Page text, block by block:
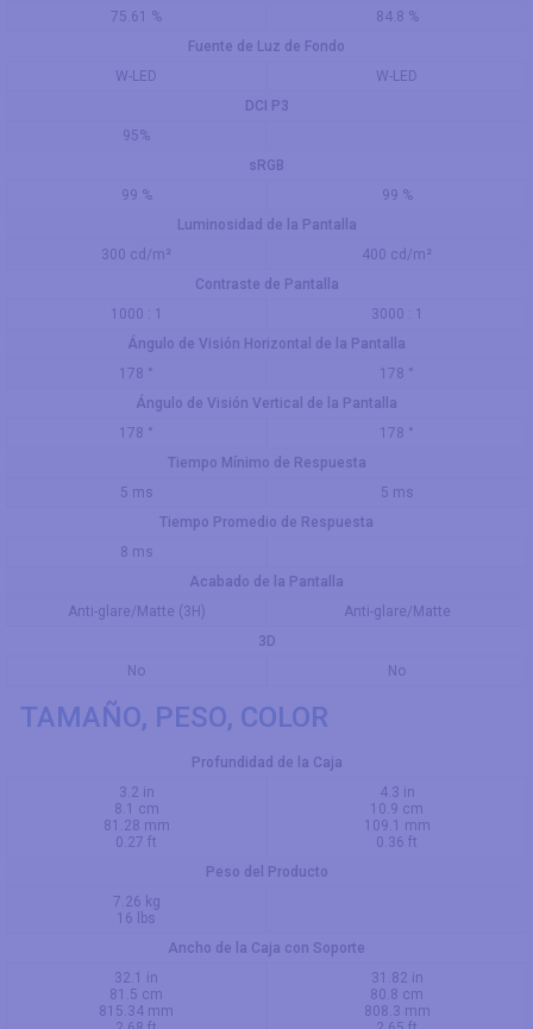
75.61 %
84.8 %
Fuente de Luz de Fondo
W-LED
W-LED
DCI P3
95%
sRGB
99 %
99 %
Luminosidad de la Pantalla
300 cd/m²
400 cd/m²
Contraste de Pantalla
1000 : 1
3000 : 1
Ángulo de Visión Horizontal de la Pantalla
178 °
178 °
Ángulo de Visión Vertical de la Pantalla
178 °
178 °
Tiempo Mínimo de Respuesta
5 ms
5 ms
Tiempo Promedio de Respuesta
8 ms
Acabado de la Pantalla
Anti-glare/Matte (3H)
Anti-glare/Matte
3D
No
No
TAMAÑO, PESO, COLOR
Profundidad de la Caja
3.2 in
8.1 cm
81.28 mm
0.27 ft
4.3 in
10.9 cm
109.1 mm
0.36 ft
Peso del Producto
7.26 kg
16 lbs
Ancho de la Caja con Soporte
32.1 in
81.5 cm
815.34 mm
31.82 in
80.8 cm
808.3 mm